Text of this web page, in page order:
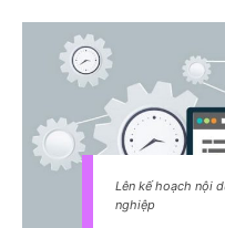
Lên kế hoạch nội
nghiệp